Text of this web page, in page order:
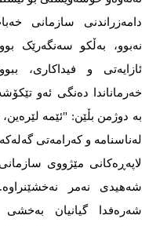
دامەزراندنی سازمانی
نەبوو، بەڵکو سەنگەرێک
ئازایەتی و فیداکاری،
خەرماناندا دەنگی ئەو
بە دوژمن بڵێن: "ئێمە لێرەین،
لەناسنامە و کەرامەتی
لاپەڕەکانی مێژووی
شەهیدی نەمر
شەرەفدا گیانیان بەخشی